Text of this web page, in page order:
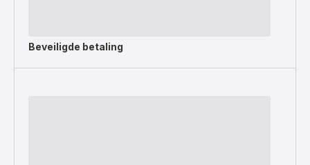
Beveiligde betaling